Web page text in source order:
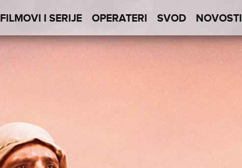
FILMOVI I SERIJE OPERATERI SVOD NOVOSTI